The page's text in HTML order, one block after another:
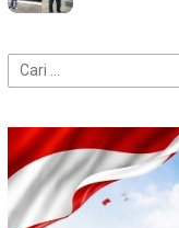
Cari
untuk: